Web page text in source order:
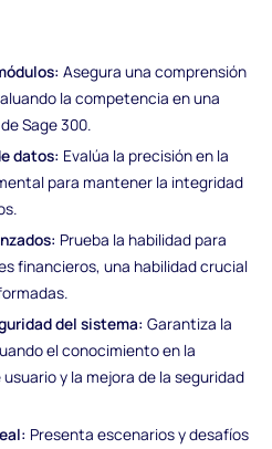
Asegura una comprensión
la competencia en una
Sage 300.
datos: Evalúa la precisión en la
para mantener la integridad
Prueba la habilidad para
financieros, una habilidad crucial
del sistema: Garantiza la
el conocimiento en la
y la mejora de la seguridad
Presenta escenarios y desafíos